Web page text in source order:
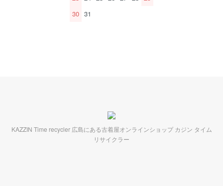
30 31
KAZZIN Time recycler 広島にある古着屋オンラインショップ カジン タイム
リサイクラー